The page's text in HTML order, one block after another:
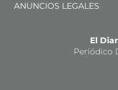
ANUNCIOS LEGALES
El
Periódico